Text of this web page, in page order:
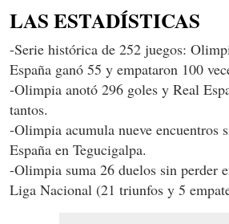
LAS ESTADÍSTICAS
-Serie histórica de 252 juegos:
España ganó 55 y empataron 100
-Olimpia anotó 296 goles y Real
tantos.
-Olimpia acumula nueve encuentros
España en Tegucigalpa.
-Olimpia suma 26 duelos sin perder
Liga Nacional (21 triunfos y 5